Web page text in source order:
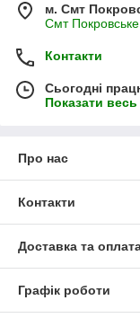
м. Смт
Смт
Контакти
Сьогодні
Показати
Про нас
Контакти
Доставка та
Графік роботи